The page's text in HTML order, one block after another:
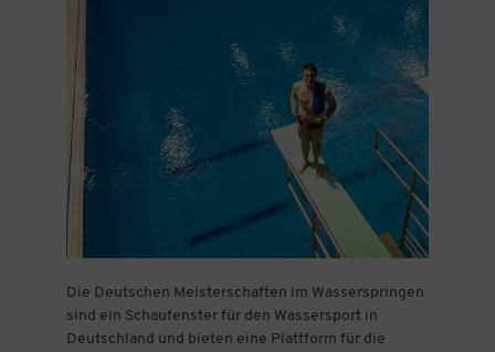
Die Deutschen Meisterschaften im Wasserspringen
sind ein Schaufenster für den Wassersport in
Deutschland und bieten eine Plattform für die